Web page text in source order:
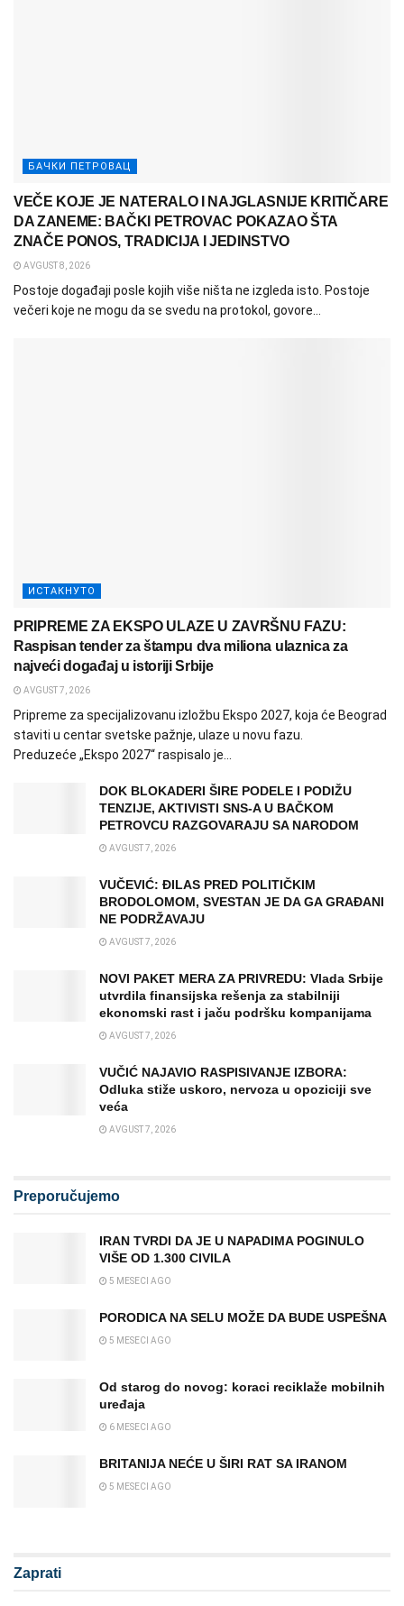
БАЧКИ ПЕТРОВАЦ
VEČE KOJE JE NATERALO I NAJGLASNIJE KRITIČARE
DA ZANEME: BAČKI PETROVAC POKAZAO ŠTA
ZNAČE PONOS, TRADICIJA I JEDINSTVO
AVGUST 8, 2026
Postoje događaji posle kojih više ništa ne izgleda isto. Postoje
večeri koje ne mogu da se svedu na protokol, govore...
ИСТАКНУТО
PRIPREME ZA EKSPO ULAZE U ZAVRŠNU FAZU:
Raspisan tender za štampu dva miliona ulaznica za
najveći događaj u istoriji Srbije
AVGUST 7, 2026
Pripreme za specijalizovanu izložbu Ekspo 2027, koja će Beograd
staviti u centar svetske pažnje, ulaze u novu fazu.
Preduzeće „Ekspo 2027“ raspisalo je...
DOK BLOKADERI ŠIRE PODELE I PODIŽU
TENZIJE, AKTIVISTI SNS-A U BAČKOM
PETROVCU RAZGOVARAJU SA NARODOM
AVGUST 7, 2026
VUČEVIĆ: ĐILAS PRED POLITIČKIM
BRODOLOMOM, SVESTAN JE DA GA GRAĐANI
NE PODRŽAVAJU
AVGUST 7, 2026
NOVI PAKET MERA ZA PRIVREDU: Vlada Srbije
utvrdila finansijska rešenja za stabilniji
ekonomski rast i jaču podršku kompanijama
AVGUST 7, 2026
VUČIĆ NAJAVIO RASPISIVANJE IZBORA:
Odluka stiže uskoro, nervoza u opoziciji sve
veća
AVGUST 7, 2026
Preporučujemo
IRAN TVRDI DA JE U NAPADIMA POGINULO
VIŠE OD 1.300 CIVILA
5 MESECI AGO
PORODICA NA SELU MOŽE DA BUDE USPEŠNA
5 MESECI AGO
Od starog do novog: koraci reciklaže mobilnih
uređaja
6 MESECI AGO
BRITANIJA NEĆE U ŠIRI RAT SA IRANOM
5 MESECI AGO
Zaprati